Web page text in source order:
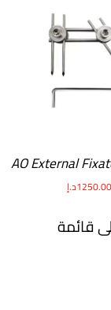
AO External
1250.00د.إ
قائمة